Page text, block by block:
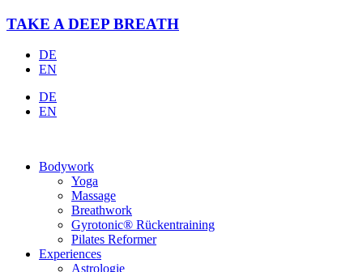
Zum
springen
TAKE A DEEP BREATH
DE
EN
DE
EN
Bodywork
Yoga
Massage
Breathwork
Gyrotonic® Rückentraining
Pilates Reformer
Experiences
Astrologie